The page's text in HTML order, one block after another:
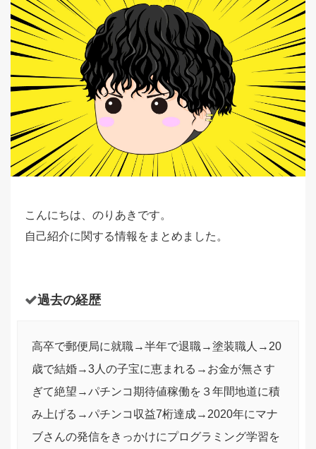
こんにちは、のりあきです。
自己紹介に関する情報をまとめました。
過去の経歴
高卒で郵便局に就職→半年で退職→塗装職人→20
歳で結婚→3人の子宝に恵まれる→お金が無さす
ぎて絶望→パチンコ期待値稼働を３年間地道に積
み上げる→パチンコ収益7桁達成→2020年にマナ
ブさんの発信をきっかけにプログラミング学習を